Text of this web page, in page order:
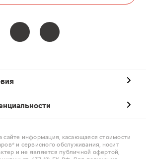
сайте информация, касающаяся стоимости
и сервисного обслуживания, носит
и не является публичной офертой,